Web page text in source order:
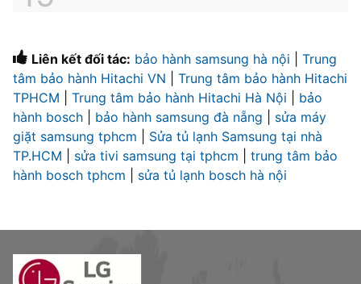
Liên kết đối tác: bảo hành samsung hà nội
Trung
tâm bảo hành Hitachi VN
Trung tâm bảo hành Hitachi
TPHCM
Trung tâm bảo hành Hitachi Hà Nội
bảo
hành bosch
bảo hành samsung đà nẵng
sửa máy
giặt samsung tphcm
Sửa tủ lạnh Samsung tại nhà
TP.HCM
sửa tivi samsung tại tphcm
trung tâm bảo
hành bosch tphcm
sửa tủ lạnh bosch hà nội